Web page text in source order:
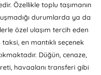
Özellikle toplu taşımanın
durumlarda ya da
özel ulaşım tercih eden
en mantıklı seçenek
Düğün, cenaze,
havaalanı transferi gibi